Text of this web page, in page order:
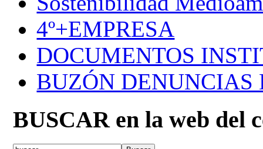
4º+EMPRESA
DOCUMENTOS
BUZÓN DENUNCIAS
BUSCAR en la web del